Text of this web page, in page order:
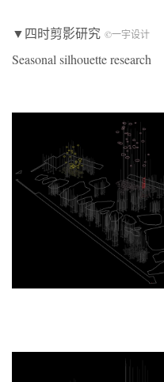
▼四时剪影研究 ©一宇设计
Seasonal silhouette research